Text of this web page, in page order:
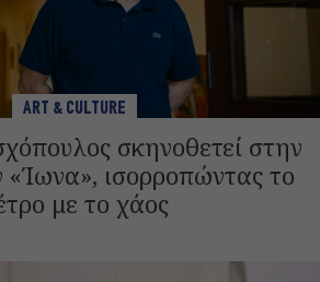
ART & CULTURE
σκηνοθετεί στην
«Ίωνα», ισορροπώντας το
με το χάος